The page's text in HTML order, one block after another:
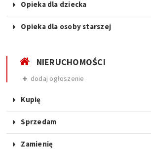
Opieka dla dziecka
Opieka dla osoby starszej
NIERUCHOMOŚCI
dodaj ogłoszenie
Kupię
Sprzedam
Zamienię